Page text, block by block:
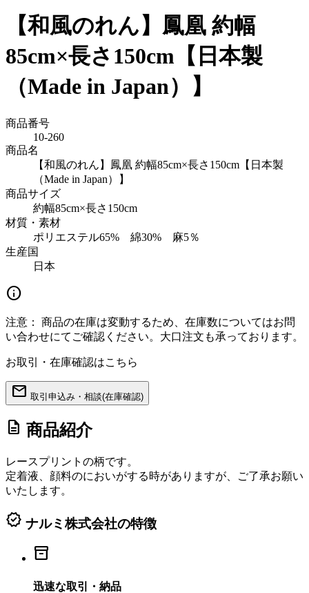
【和風のれん】鳳凰 約幅
85cm×長さ150cm【日本製
（Made in Japan）】
商品番号
10-260
商品名
【和風のれん】鳳凰 約幅85cm×長さ150cm【日本製
（Made in Japan）】
商品サイズ
約幅85cm×長さ150cm
材質・素材
ポリエステル65% 綿30% 麻5％
生産国
日本
info
注意：
商品の在庫は変動するため、在庫数についてはお問
い合わせにてご確認ください。大口注文も承っております。
お取引・在庫確認はこちら
mail 取引申込み・相談(在庫確認)
description 商品紹介
レースプリントの柄です。
定着液、顔料のにおいがする時がありますが、ご了承お願い
いたします。
verified ナルミ株式会社の特徴
inventory_2
迅速な取引・納品